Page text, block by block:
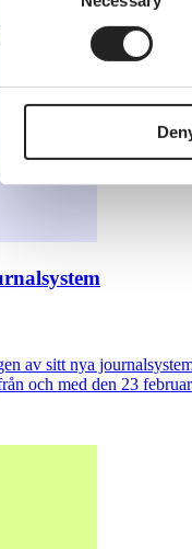
av sitt nya
och med den 23